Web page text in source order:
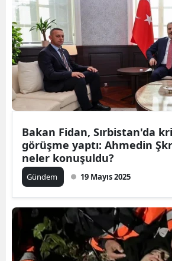
Bakan Fidan, Sırbistan'da
görüşme yaptı: Ahmedin
neler konuşuldu?
Gündem 19 Mayıs 2025